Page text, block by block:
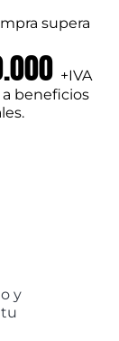
supera
+IVA
beneficios
y